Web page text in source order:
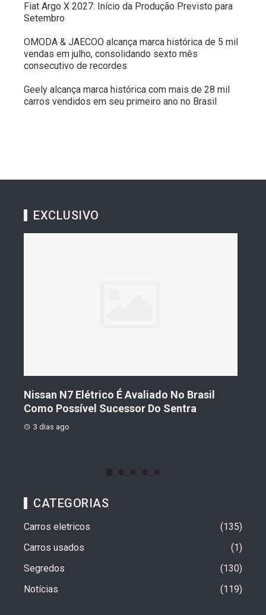
Fiat Argo X 2027: Início da Produção Previsto para
Setembro
OMODA & JAECOO alcança marca histórica de 5 mil
vendas em julho, consolidando sexto mês
consecutivo de recordes
Geely alcança marca histórica com mais de 28 mil
carros vendidos em seu primeiro ano no Brasil
EXCLUSIVO
Nissan N7 Elétrico É Avaliado No Brasil
Como Possível Sucessor Do Sentra
3 dias ago
CATEGORIAS
Carros eletricos
135
Carros usados
1
Segredos
130
Notícias
119